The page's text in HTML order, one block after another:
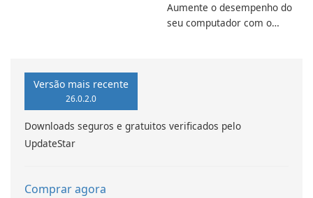
Aumente o desempenho do
seu computador com o
Versão mais recente
26.0.2.0
Downloads seguros e gratuitos verificados pelo
UpdateStar
Comprar agora